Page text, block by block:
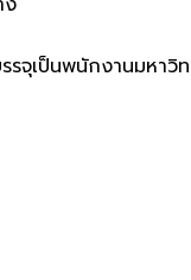
รจุเป็นพนักงานมหา